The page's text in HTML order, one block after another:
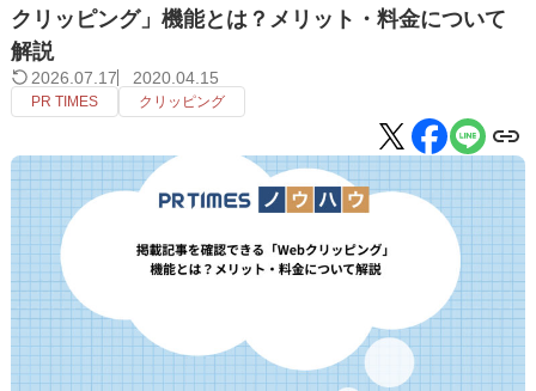
クリッピング」機能とは？メリット・料金について
解説
2026.07.17 2020.04.15
PR TIMES クリッピング